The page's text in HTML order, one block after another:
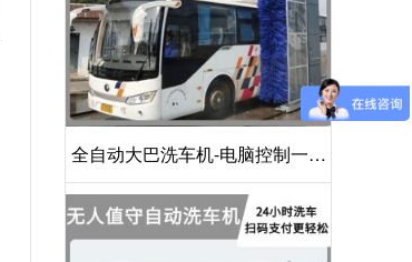
全自动大巴洗车机-电脑控制一键
启动清洗[隆茂鑫晟]